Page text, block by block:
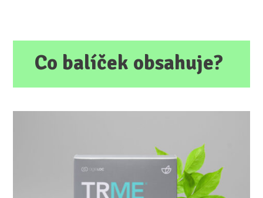
Co balíček obsahuje?